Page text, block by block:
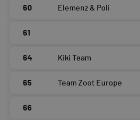
60 Elemenz & Poli
61
64 Kiki Team
65 Team Zoot Europe
66